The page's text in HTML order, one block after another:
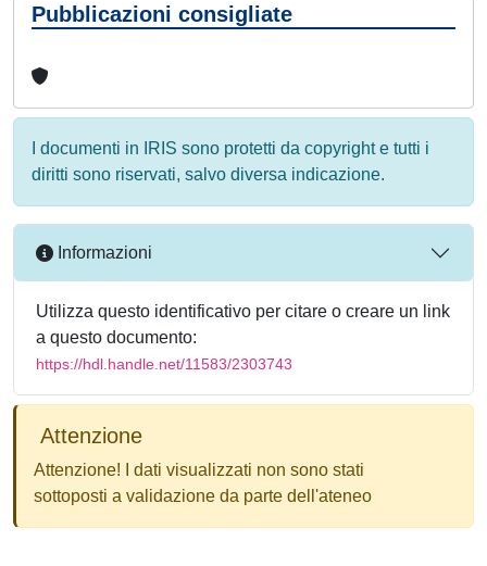
Pubblicazioni consigliate
I documenti in IRIS sono protetti da copyright e tutti i
diritti sono riservati, salvo diversa indicazione.
Informazioni
Utilizza questo identificativo per citare o creare un link
a questo documento:
https://hdl.handle.net/11583/2303743
Attenzione
Attenzione! I dati visualizzati non sono stati
sottoposti a validazione da parte dell'ateneo